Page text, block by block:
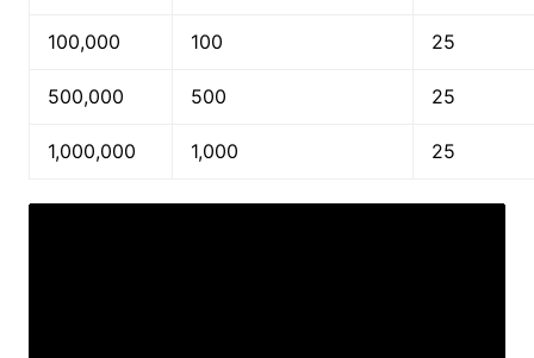
100,000 100 25
500,000 500 25
1,000,000 1,000 25